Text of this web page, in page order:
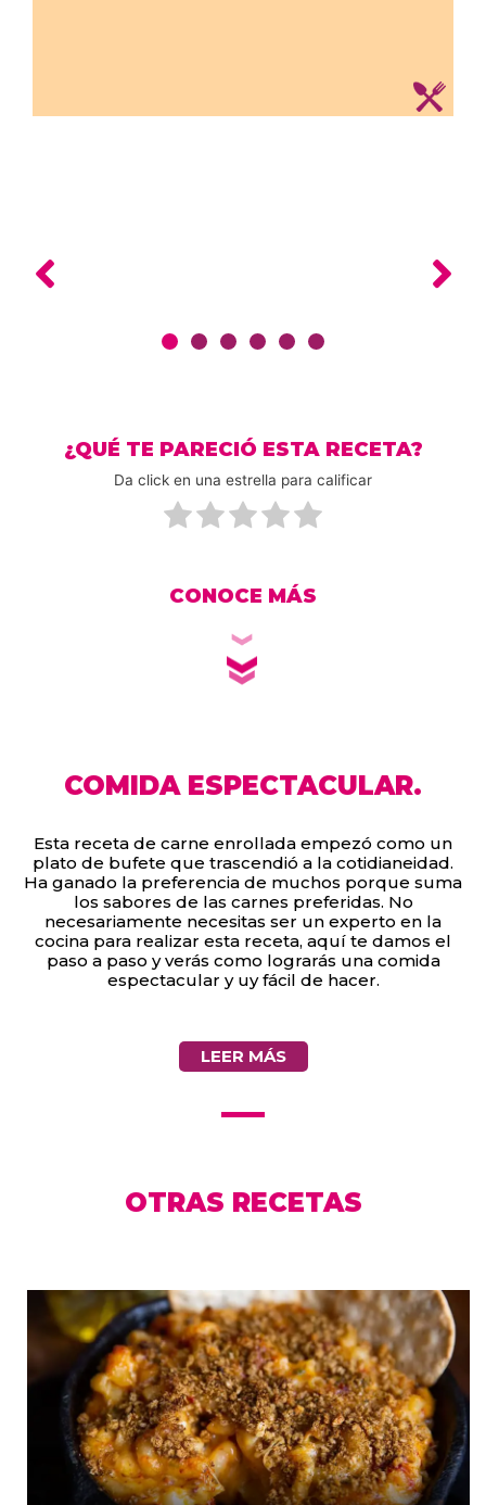
¿QUÉ TE PARECIÓ ESTA RECETA?
Da click en una estrella para calificar
CONOCE MÁS
COMIDA ESPECTACULAR.
Esta receta de carne enrollada empezó como un
plato de bufete que trascendió a la cotidianeidad.
Ha ganado la preferencia de muchos porque suma
los sabores de las carnes preferidas. No
necesariamente necesitas ser un experto en la
cocina para realizar esta receta, aquí te damos el
paso a paso y verás como lograrás una comida
espectacular y uy fácil de hacer.
LEER MÁS
OTRAS RECETAS